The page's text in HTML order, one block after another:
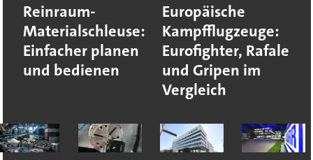
Reinraum-
Materialschleuse:
Einfacher planen
und bedienen
Europäische
Kampfflugzeuge:
Eurofighter, Rafale
und Gripen im
Vergleich